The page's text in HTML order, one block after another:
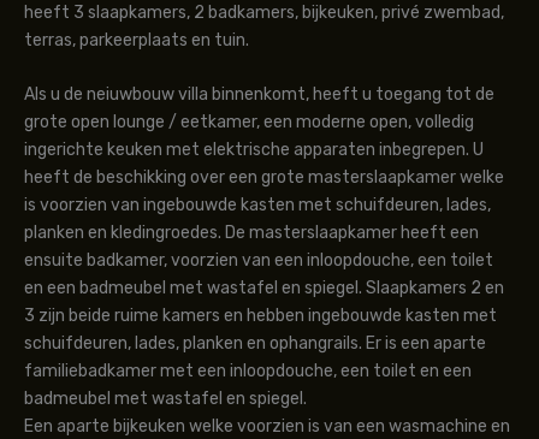
heeft 3 slaapkamers, 2 badkamers, bijkeuken, privé zwembad,
terras, parkeerplaats en tuin.
Als u de neiuwbouw villa binnenkomt, heeft u toegang tot de
grote open lounge / eetkamer, een moderne open, volledig
ingerichte keuken met elektrische apparaten inbegrepen. U
heeft de beschikking over een grote masterslaapkamer welke
is voorzien van ingebouwde kasten met schuifdeuren, lades,
planken en kledingroedes. De masterslaapkamer heeft een
ensuite badkamer, voorzien van een inloopdouche, een toilet
en een badmeubel met wastafel en spiegel. Slaapkamers 2 en
3 zijn beide ruime kamers en hebben ingebouwde kasten met
schuifdeuren, lades, planken en ophangrails. Er is een aparte
familiebadkamer met een inloopdouche, een toilet en een
badmeubel met wastafel en spiegel.
Een aparte bijkeuken welke voorzien is van een wasmachine en